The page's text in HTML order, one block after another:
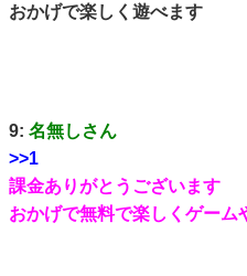
おかげで楽しく遊べます
9: 名無しさん
>>1
課金ありがとうございます
おかげで無料で楽しくゲー